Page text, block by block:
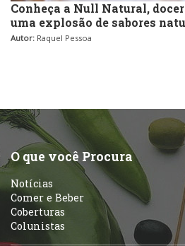
Conheça a Null Natural,
uma explosão de sabores
Autor: Raquel Pessoa
O que você Procura
Notícias
Comer e Beber
Coberturas
Colunistas